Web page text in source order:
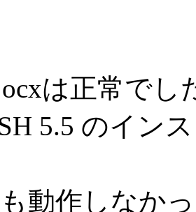
は正常で
5.5 のイン
動作しなか